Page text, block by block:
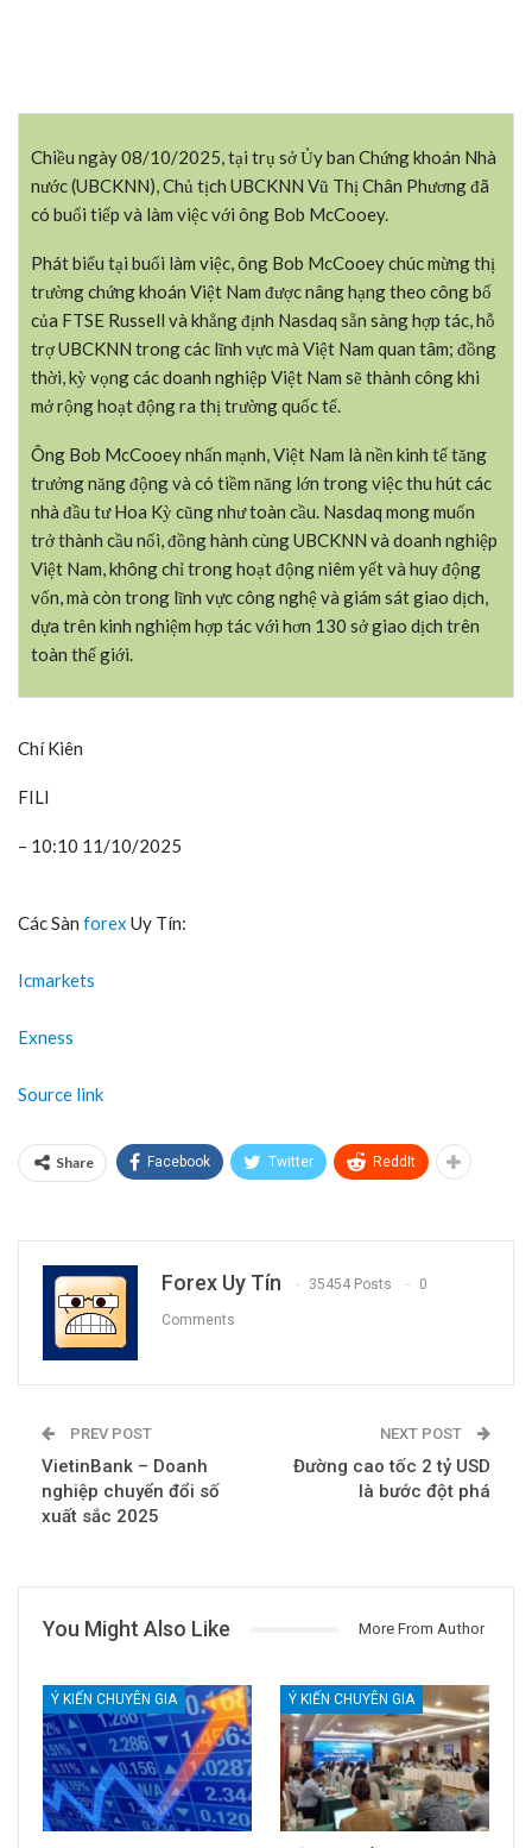
Chiều ngày 08/10/2025, tại trụ sở Ủy ban Chứng khoán Nhà
nước (UBCKNN), Chủ tịch UBCKNN Vũ Thị Chân Phương đã
có buổi tiếp và làm việc với ông Bob McCooey.
Phát biểu tại buổi làm việc, ông Bob McCooey chúc mừng thị
trường chứng khoán Việt Nam được nâng hạng theo công bố
của FTSE Russell và khẳng định Nasdaq sẵn sàng hợp tác, hỗ
trợ UBCKNN trong các lĩnh vực mà Việt Nam quan tâm; đồng
thời, kỳ vọng các doanh nghiệp Việt Nam sẽ thành công khi
mở rộng hoạt động ra thị trường quốc tế.
Ông Bob McCooey nhấn mạnh, Việt Nam là nền kinh tế tăng
trưởng năng động và có tiềm năng lớn trong việc thu hút các
nhà đầu tư Hoa Kỳ cũng như toàn cầu. Nasdaq mong muốn
trở thành cầu nối, đồng hành cùng UBCKNN và doanh nghiệp
Việt Nam, không chỉ trong hoạt động niêm yết và huy động
vốn, mà còn trong lĩnh vực công nghệ và giám sát giao dịch,
dựa trên kinh nghiệm hợp tác với hơn 130 sở giao dịch trên
toàn thế giới.
Chí Kiên
FILI
– 10:10 11/10/2025
Các Sàn forex Uy Tín:
Icmarkets
Exness
Source link
Share Facebook Twitter ReddIt
Forex Uy Tín 35454 Posts 0
Comments
PREV POST
VietinBank – Doanh
nghiệp chuyển đổi số
xuất sắc 2025
NEXT POST
Đường cao tốc 2 tỷ USD
là bước đột phá
You Might Also Like More From Author
Ý KIẾN CHUYÊN GIA Ý KIẾN CHUYÊN GIA